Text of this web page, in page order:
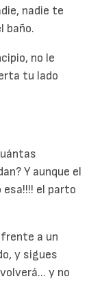
nadie te
baño.
no le
tu lado
Y aunque el
el parto
a un
y sigues
y no